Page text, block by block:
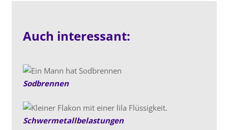
Auch interessant:
Sodbrennen
Schwermetallbelastungen